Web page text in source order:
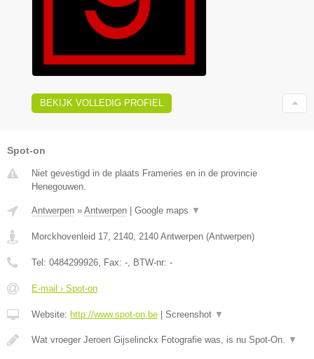
BEKIJK VOLLEDIG PROFIEL
Spot-on
Niet gevestigd in de plaats Frameries en in de provincie
Henegouwen.
Antwerpen » Antwerpen Google maps ▼
Morckhovenleid 17, 2140 2140 Antwerpen (Antwerpen)
Tel: 0484299926 , Fax: - , BTW-nr: -
E-mail › Spot-on
Website: http://www.spot-on.be Screenshot ▼
Wat vroeger Jeroen Gijselinckx Fotografie was, is nu Spot-On. ▼